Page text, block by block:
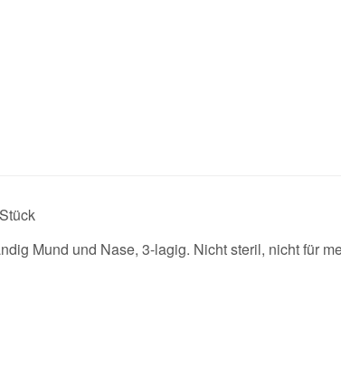
Mund und Nase, 3-lagig. Nicht steril, nicht für